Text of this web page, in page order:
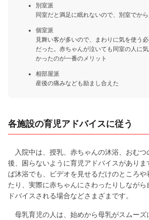
別室派
同室だと満足に眠れないので、別室でか
個室派
見舞い客が多いので、まわりに気を使う
だった。赤ちゃんが泣いても同室の人に
かったのが一番のメリット
相部屋派
産後の痛みなども励まし合えた
各施設の育児アドバイスに従う
入院中は、授乳、赤ちゃんの沐浴、おむつ
後、困らないように育児アドバイスがありま
ば沐浴でも、ビデオを見せるだけのところや
たり、実際に赤ちゃんにさわったりしながら
ドバイスされる場合などさまざまです。
母乳育児の人は、始めから母乳がスムーズ